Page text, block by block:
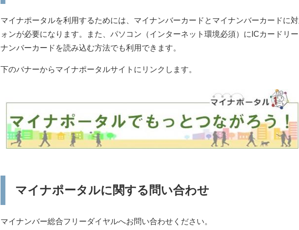
マイナポータルを利用するためには、マイナンバーカードとマイナンバーカードに
ォンが必要になります。また、パソコン（インターネット環境必須）にICカードリ
ナンバーカードを読み込む方法でも利用できます。
下のバナーからマイナポータルサイトにリンクします。
マイナポータルに関する問い合わせ
マイナンバー総合フリーダイヤルへお問い合わせください。